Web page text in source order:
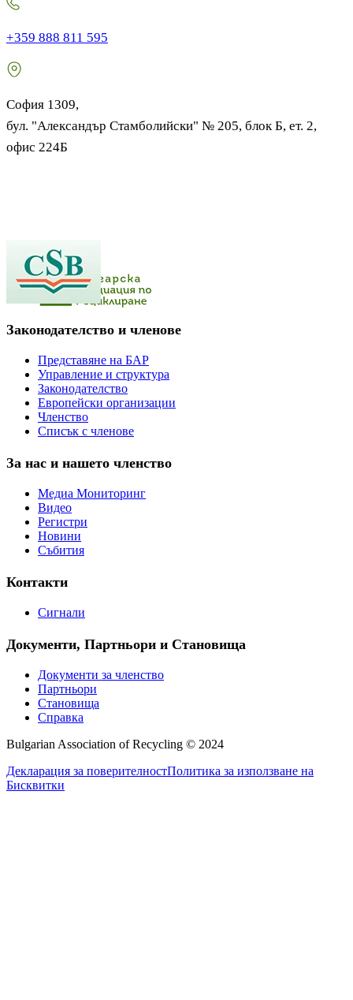
+359 888 811 595
София 1309,
бул. "Александър Стамболийски" № 205, блок Б, ет. 2,
офис 224Б
Законодателство и членове
Представяне на БАР
Управление и структура
Законодателство
Европейски организации
Членство
Списък с членове
За нас и нашето членство
Медиа Мониторинг
Видео
Регистри
Новини
Събития
Контакти
Сигнали
Документи, Партньори и Становища
Документи за членство
Партньори
Становища
Справка
Bulgarian Association of Recycling © 2024
Декларация за поверителностПолитика за използване на
Бисквитки